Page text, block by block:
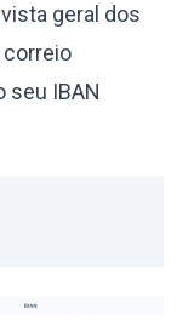
geral dos
correio
seu IBAN